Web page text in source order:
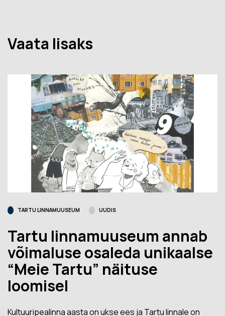
Vaata lisaks
TARTU LINNAMUUSEUM UUDIS
Tartu linnamuuseum annab
võimaluse osaleda unikaalse
“Meie Tartu” näituse
loomisel
Kultuuripealinna aasta on ukse ees ja Tartu linnale on